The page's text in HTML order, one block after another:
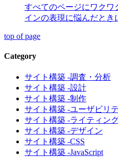
すべてのページにワクワ
インの表現に悩んだとき
top of page
Category
サイト構築 -調査・分析
サイト構築 -設計
サイト構築 -制作
サイト構築 -ユーザビリ
サイト構築 -ライティン
サイト構築 -デザイン
サイト構築 -CSS
サイト構築 -JavaScript